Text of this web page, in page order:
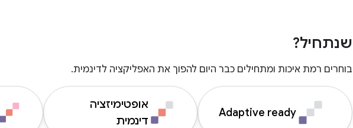
שנתחיל?
בוחרים רמת איכות ומתחילים כבר היום להפוך את האפליקציה לדינמית.
Adaptive ready
אופטימיזציה
דינמית